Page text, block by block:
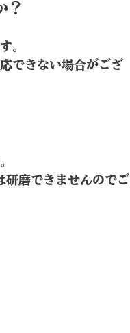
？
。
できない場合がござ
研磨できませんのでご